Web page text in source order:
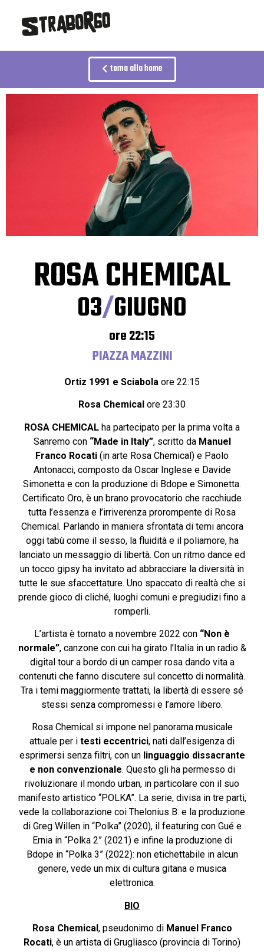
torna alla home
ROSA CHEMICAL
03/GIUGNO
ore 22:15
PIAZZA MAZZINI
Ortiz 1991 e Sciabola ore 22:15
Rosa Chemical ore 23:30
ROSA CHEMICAL ha partecipato per la prima volta a
Sanremo con “Made in Italy”, scritto da Manuel
Franco Rocati (in arte Rosa Chemical) e Paolo
Antonacci, composto da Oscar Inglese e Davide
Simonetta e con la produzione di Bdope e Simonetta.
Certificato Oro, è un brano provocatorio che racchiude
tutta l’essenza e l’irriverenza prorompente di Rosa
Chemical. Parlando in maniera sfrontata di temi ancora
oggi tabù come il sesso, la fluidità e il poliamore, ha
lanciato un messaggio di libertà. Con un ritmo dance ed
un tocco gipsy ha invitato ad abbracciare la diversità in
tutte le sue sfaccettature. Uno spaccato di realtà che si
prende gioco di cliché, luoghi comuni e pregiudizi fino a
romperli.
L’artista è tornato a novembre 2022 con “Non è
normale”, canzone con cui ha girato l’Italia in un radio &
digital tour a bordo di un camper rosa dando vita a
contenuti che fanno discutere sul concetto di normalità.
Tra i temi maggiormente trattati, la libertà di essere sé
stessi senza compromessi e l’amore libero.
Rosa Chemical si impone nel panorama musicale
attuale per i testi eccentrici, nati dall’esigenza di
esprimersi senza filtri, con un linguaggio dissacrante
e non convenzionale. Questo gli ha permesso di
rivoluzionare il mondo urban, in particolare con il suo
manifesto artistico “POLKA”. La serie, divisa in tre parti,
vede la collaborazione coi Thelonius B. e la produzione
di Greg Willen in “Polka” (2020), il featuring con Gué e
Ernia in “Polka 2” (2021) e infine la produzione di
Bdope in “Polka 3” (2022): non etichettabile in alcun
genere, vede un mix di cultura gitana e musica
elettronica.
BIO
Rosa Chemical, pseudonimo di Manuel Franco
Rocati, è un artista di Grugliasco (provincia di Torino)